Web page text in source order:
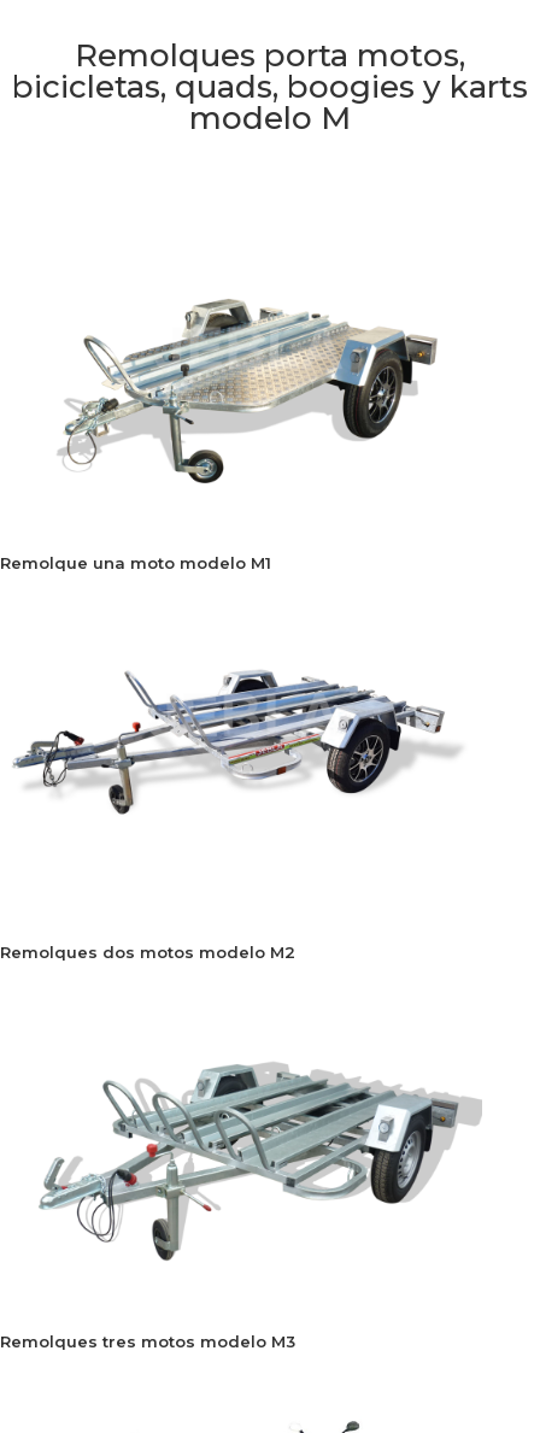
Remolques porta motos,
bicicletas, quads, boogies y karts
modelo M
Remolque una moto modelo M1
Remolques dos motos modelo M2
Remolques tres motos modelo M3